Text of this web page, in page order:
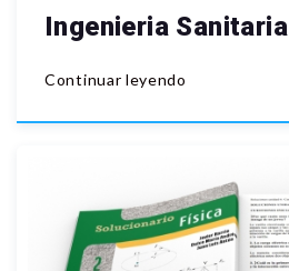
Ingenieria Sanitaria
Continuar leyendo